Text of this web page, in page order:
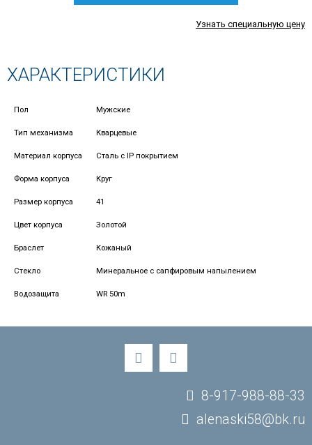
Узнать специальную цену
ХАРАКТЕРИСТИКИ
Пол Мужские
Тип механизма Кварцевые
Материал корпуса Сталь с IP покрытием
Форма корпуса Круг
Размер корпуса 41
Цвет корпуса Золотой
Браслет Кожаный
Стекло Минеральное с сапфировым напылением
Водозащита WR 50m
8-917-988-88-33
alenaski58@bk.ru